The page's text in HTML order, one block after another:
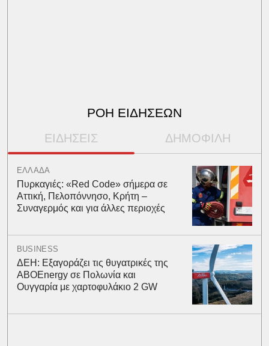
ΡΟΗ ΕΙΔΗΣΕΩΝ
ΕΙΔΗΣΕΙΣ ΔΗΜΟΦΙΛΗ
ΕΛΛΑΔΑ
Πυρκαγιές: «Red Code» σήμερα σε
Αττική, Πελοπόννησο, Κρήτη –
Συναγερμός και για άλλες περιοχές
BUSINESS
ΔΕΗ: Εξαγοράζει τις θυγατρικές της
ABOEnergy σε Πολωνία και
Ουγγαρία με χαρτοφυλάκιο 2 GW